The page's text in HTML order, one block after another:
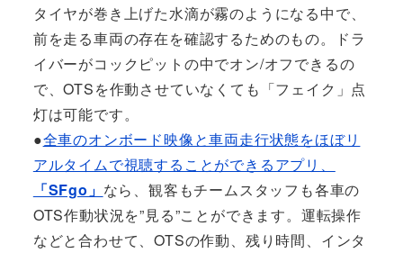
タイヤが巻き上げた水滴が霧のようになる中で、
前を走る車両の存在を確認するためのもの。ドラ
イバーがコックピットの中でオン/オフできるの
で、OTSを作動させていなくても「フェイク」点
灯は可能です。
●全車のオンボード映像と車両走行状態をほぼリ
アルタイムで視聴することができるアプリ、
「SFgo」 なら、観客もチームスタッフも各車の
OTS作動状況を”見る”ことができます。運転操作
などと合わせて、OTSの作動、残り時間、インタ